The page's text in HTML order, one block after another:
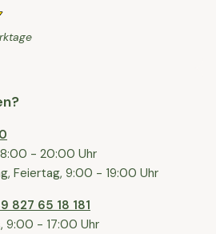
- 20:00 Uhr
Feiertag, 9:00 - 19:00 Uhr
827 65 18 181
9:00 - 17:00 Uhr